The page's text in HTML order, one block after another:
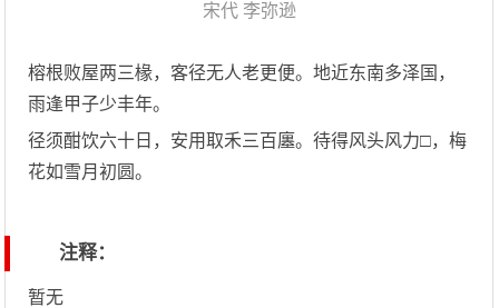
宋代 李弥逊
榕根败屋两三椽，客径无人老更便。地近东南多泽国，
雨逢甲子少丰年。
径须酣饮六十日，安用取禾三百廛。待得风头风力□，梅
花如雪月初圆。
注释：
暂无